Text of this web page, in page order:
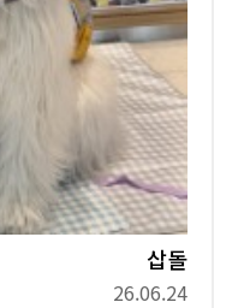
삽돌
26.06.24